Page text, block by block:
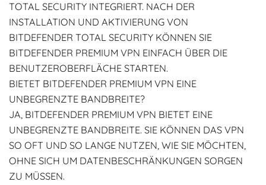
TOTAL SECURITY INTEGRIERT. NACH DER
INSTALLATION UND AKTIVIERUNG VON
BITDEFENDER TOTAL SECURITY KÖNNEN SIE
BITDEFENDER PREMIUM VPN EINFACH ÜBER DIE
BENUTZEROBERFLÄCHE STARTEN.
BIETET BITDEFENDER PREMIUM VPN EINE
UNBEGRENZTE BANDBREITE?
JA, BITDEFENDER PREMIUM VPN BIETET EINE
UNBEGRENZTE BANDBREITE. SIE KÖNNEN DAS VPN
SO OFT UND SO LANGE NUTZEN, WIE SIE MÖCHTEN,
OHNE SICH UM DATENBESCHRÄNKUNGEN SORGEN
ZU MÜSSEN.